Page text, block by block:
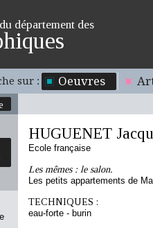
département des
sur : Oeuvres
HUGUENET
Ecole française
Les mêmes : le salon.
Les petits appartements de
TECHNIQUES :
eau-forte - burin